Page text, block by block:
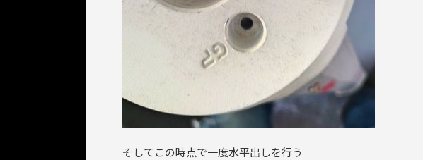
そしてこの時点で一度水平出しを行う